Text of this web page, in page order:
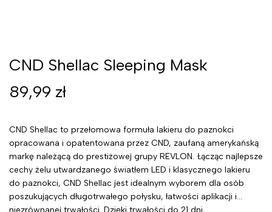
CND Shellac Sleeping Mask
89,99 zł
CND Shellac to przełomowa formuła lakieru do paznokci
opracowana i opatentowana przez CND, zaufaną amerykańską
markę należącą do prestiżowej grupy REVLON. Łącząc najlepsze
cechy żelu utwardzanego światłem LED i klasycznego lakieru
do paznokci, CND Shellac jest idealnym wyborem dla osób
poszukujących długotrwałego połysku, łatwości aplikacji i
niezrównanej trwałości. Dzięki trwałości do 21 dni,